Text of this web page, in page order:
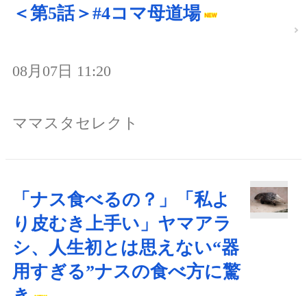
＜第5話＞#4コマ母道場
08月07日 11:20
ママスタセレクト
「ナス食べるの？」「私よ
り皮むき上手い」ヤマアラ
シ、人生初とは思えない“器
用すぎる”ナスの食べ方に驚